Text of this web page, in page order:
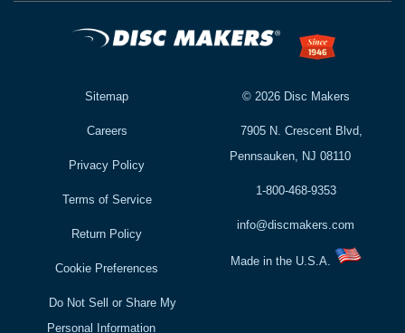
Sitemap
Careers
Privacy Policy
Terms of Service
Return Policy
Cookie Preferences
Do Not Sell or Share My
Personal Information
© 2026Disc Makers
7905 N. Crescent Blvd,
Pennsauken, NJ 08110
1-800-468-9353
info@discmakers.com
Made in the U.S.A.